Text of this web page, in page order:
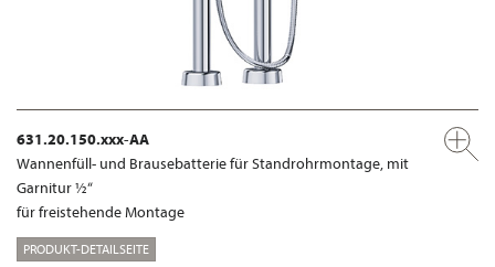
631.20.150.xxx-AA
Wannenfüll- und Brausebatterie für Standrohrmontage, mit
Garnitur ½“
für freistehende Montage
PRODUKT-DETAILSEITE